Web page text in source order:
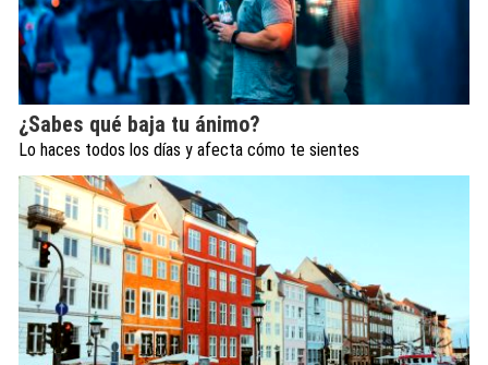
¿Sabes qué baja tu ánimo?
Lo haces todos los días y afecta cómo te sientes